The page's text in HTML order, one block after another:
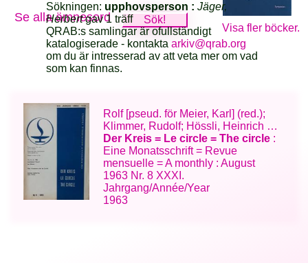
Se alla ämnesord
Visa fler böcker.
Sökningen: upphovsperson :Jäger,
Herbertgav 1 träff
QRAB:s samlingar är ofullständigt
katalogiserade - kontaktaarkiv@qrab.org
om du är intresserad av att veta mer om vad
som kan finnas.
Rolf [pseud. för Meier, Karl] (red.);
Klimmer, Rudolf; Hössli, Heinrich …
Der Kreis = Le circle = The circle :
Eine Monatsschrift = Revue
mensuelle = A monthly : August
1963 Nr. 8 XXXI.
Jahrgang/Année/Year
1963